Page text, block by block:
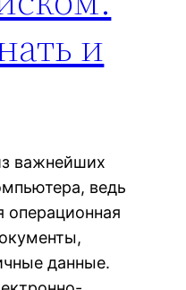
и
важнейших
ведь
операционная
данные.